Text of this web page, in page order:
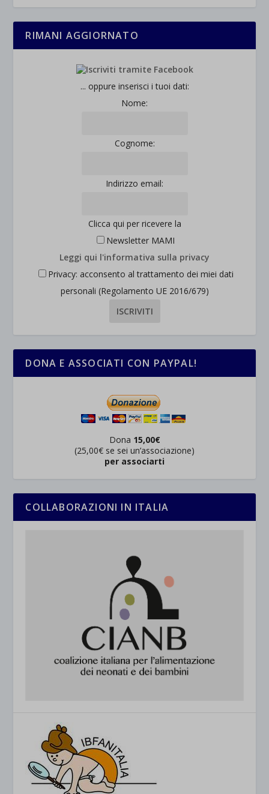
RIMANI AGGIORNATO
... oppure inserisci i tuoi dati:
Nome:
Cognome:
Indirizzo email:
Clicca qui per ricevere la
Newsletter MAMI
Leggi qui l'informativa sulla privacy
Privacy: acconsento al trattamento dei miei dati
personali (Regolamento UE 2016/679)
DONA E ASSOCIATI CON PAYPAL!
Dona 15,00€
(25,00€ se sei un’associazione)
per associarti
COLLABORAZIONI IN ITALIA